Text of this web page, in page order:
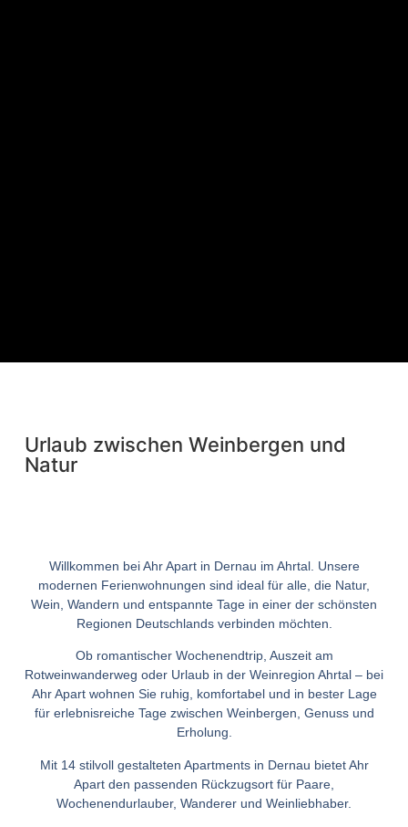
Urlaub zwischen Weinbergen und
Natur
Willkommen bei Ahr Apart in Dernau im Ahrtal. Unsere
modernen Ferienwohnungen sind ideal für alle, die Natur,
Wein, Wandern und entspannte Tage in einer der schönsten
Regionen Deutschlands verbinden möchten.
Ob romantischer Wochenendtrip, Auszeit am
Rotweinwanderweg oder Urlaub in der Weinregion Ahrtal – bei
Ahr Apart wohnen Sie ruhig, komfortabel und in bester Lage
für erlebnisreiche Tage zwischen Weinbergen, Genuss und
Erholung.
Mit 14 stilvoll gestalteten Apartments in Dernau bietet Ahr
Apart den passenden Rückzugsort für Paare,
Wochenendurlauber, Wanderer und Weinliebhaber.